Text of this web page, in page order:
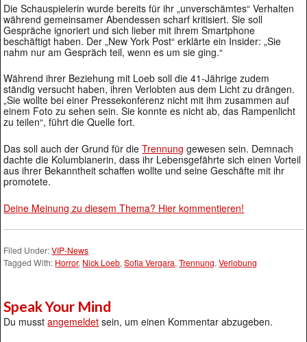
Die Schauspielerin wurde bereits für ihr „unverschämtes“ Verhalten
während gemeinsamer Abendessen scharf kritisiert. Sie soll
Gespräche ignoriert und sich lieber mit ihrem Smartphone
beschäftigt haben. Der „New York Post“ erklärte ein Insider: „Sie
nahm nur am Gespräch teil, wenn es um sie ging.“
Während ihrer Beziehung mit Loeb soll die 41-Jährige zudem
ständig versucht haben, ihren Verlobten aus dem Licht zu drängen.
„Sie wollte bei einer Pressekonferenz nicht mit ihm zusammen auf
einem Foto zu sehen sein. Sie konnte es nicht ab, das Rampenlicht
zu teilen“, führt die Quelle fort.
Das soll auch der Grund für dieTrennung gewesen sein. Demnach
dachte die Kolumbianerin, dass ihr Lebensgefährte sich einen Vorteil
aus ihrer Bekanntheit schaffen wollte und seine Geschäfte mit ihr
promotete.
Deine Meinung zu diesem Thema? Hier kommentieren!
Filed Under:VIP-News
Tagged With: Horror, Nick Loeb,Sofia Vergara,Trennung,Verlobung
Speak Your Mind
Du musstangemeldet sein, um einen Kommentar abzugeben.